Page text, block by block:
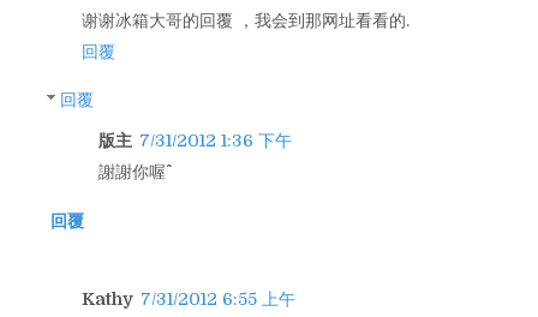
谢谢冰箱大哥的回覆 ，我会到那网址看看的.
回覆
回覆
版主 7/31/2012 1:36 下午
謝謝你喔^^
回覆
Kathy 7/31/2012 6:55 上午